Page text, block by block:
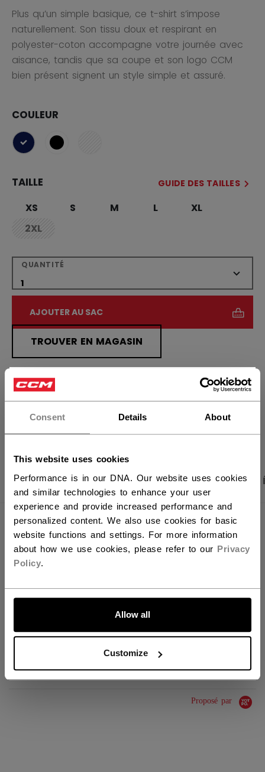
Consent Details About
This website uses cookies
Performance is in our DNA. Our website uses cookies
and similar technologies to enhance your user
experience and provide increased performance and
personalized content. We also use cookies for basic
website functions and settings. For more information
about how we use cookies, please refer to our Privacy
Policy.
Allow all
Customize
Vous souhaitez expédier des
produits aux États-Unis ?
ALLONS-Y !
Plus qu’un simple basique, ce t-shirt s’impose
naturellement. Son tissu doux et respirant en
polyester-coton accompagne votre journée avec
aisance, tandis que sa coupe et son logo CCM
bien présent signent un style simple et assuré.
COULEUR
sélectionné
TAILLE GUIDE DES TAILLES
XS S M L
XL
2XL
not.available
QUANTITÉ
AJOUTER AU SAC
TROUVER EN MAGASIN
Politique de livraison Retours gratuits
OUVRIR LES
PHOTOS DU PRODUIT CARACTÉRISTIQUES
CARACTÉRISTIQUES
IDENTIFICATION
TSS6TW2-AD
COLLECTION
Team
ÉVALUATIONS
Proposé par